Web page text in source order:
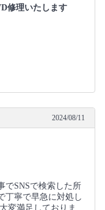
修理いたします
2024/08/11
でSNSで検索した所
丁寧で早急に対処し
変満足しておりま